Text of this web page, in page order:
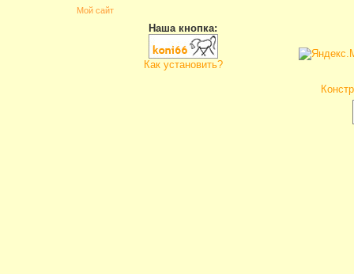
Мой сайт
Наша кнопка:
Как установить?